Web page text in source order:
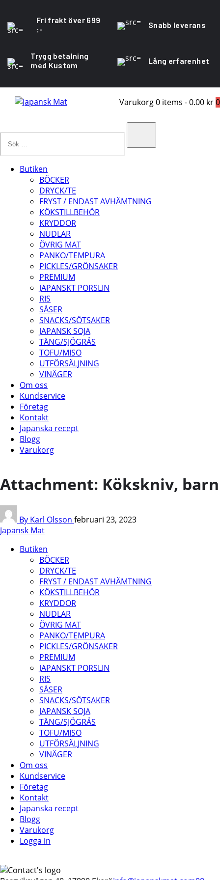
Fri frakt över 699
:-
Snabb leverans
Trygg betalning
med Kustom
Lång erfarenhet
Varukorg0 items -0.00 kr0
Butiken
BÖCKER
DRYCK/TE
FRYST / ENDAST AVHÄMTNING
KÖKSTILLBEHÖR
KRYDDOR
NUDLAR
ÖVRIG MAT
PANKO/TEMPURA
PICKLES/GRÖNSAKER
PREMIUM
JAPANSKT PORSLIN
RIS
SÅSER
SNACKS/SÖTSAKER
JAPANSK SOJA
TÅNG/SJÖGRÄS
TOFU/MISO
UTFÖRSÄLJNING
VINÄGER
Om oss
Kundservice
Företag
Kontakt
Japanska recept
Blogg
Varukorg
Attachment: Kökskniv, barn
By Karl Olsson februari 23, 2023
Japansk Mat
Butiken
BÖCKER
DRYCK/TE
FRYST / ENDAST AVHÄMTNING
KÖKSTILLBEHÖR
KRYDDOR
NUDLAR
ÖVRIG MAT
PANKO/TEMPURA
PICKLES/GRÖNSAKER
PREMIUM
JAPANSKT PORSLIN
RIS
SÅSER
SNACKS/SÖTSAKER
JAPANSK SOJA
TÅNG/SJÖGRÄS
TOFU/MISO
UTFÖRSÄLJNING
VINÄGER
Om oss
Kundservice
Företag
Kontakt
Japanska recept
Blogg
Varukorg
Logga in